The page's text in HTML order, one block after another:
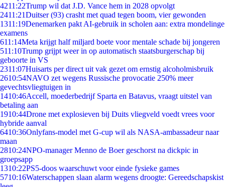
4211:22Trump wil dat J.D. Vance hem in 2028 opvolgt
2411:21Duitser (93) crasht met quad tegen boom, vier gewonden
1311:19Denemarken pakt AI-gebruik in scholen aan: extra mondelinge
examens
611:14Meta krijgt half miljard boete voor mentale schade bij jongeren
511:10Trump grijpt weer in op automatisch staatsburgerschap bij
geboorte in VS
2311:07Huisarts per direct uit vak gezet om ernstig alcoholmisbruik
2610:54NAVO zet wegens Russische provocatie 250% meer
gevechtsvliegtuigen in
1410:46Accell, moederbedrijf Sparta en Batavus, vraagt uitstel van
betaling aan
1910:44Drone met explosieven bij Duits vliegveld voedt vrees voor
hybride aanval
6410:36Onlyfans-model met G-cup wil als NASA-ambassadeur naar
maan
2810:24NPO-manager Menno de Boer geschorst na dickpic in
groepsapp
1310:22PS5-doos waarschuwt voor einde fysieke games
5710:16Waterschappen slaan alarm wegens droogte: Gereedschapskist